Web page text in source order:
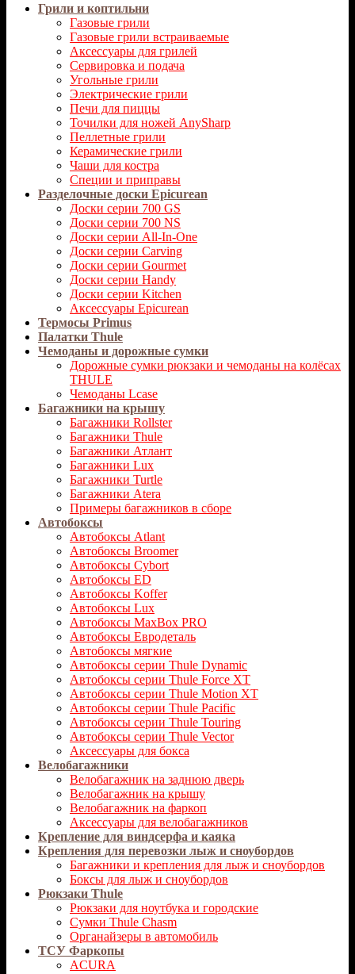
Грили и коптильни
Газовые грили
Газовые грили встраиваемые
Аксессуары для грилей
Сервировка и подача
Угольные грили
Электрические грили
Печи для пиццы
Точилки для ножей AnySharp
Пеллетные грили
Керамические грили
Чаши для костра
Специи и приправы
Разделочные доски Epicurean
Доски серии 700 GS
Доски серии 700 NS
Доски серии All-In-One
Доски серии Carving
Доски серии Gourmet
Доски серии Handy
Доски серии Kitchen
Аксессуары Epicurean
Термосы Primus
Палатки Thule
Чемоданы и дорожные сумки
Дорожные сумки рюкзаки и чемоданы на колёсах
THULE
Чемоданы Lcase
Багажники на крышу
Багажники Rollster
Багажники Thule
Багажники Атлант
Багажники Lux
Багажники Turtle
Багажники Atera
Примеры багажников в сборе
Автобоксы
Автобоксы Atlant
Автобоксы Broomer
Автобоксы Cybort
Автобоксы ED
Автобоксы Koffer
Автобоксы Lux
Автобоксы MaxBox PRO
Автобоксы Евродеталь
Автобоксы мягкие
Автобоксы серии Thule Dynamic
Автобоксы серии Thule Force XT
Автобоксы серии Thule Motion XT
Автобоксы серии Thule Pacific
Автобоксы серии Thule Touring
Автобоксы серии Thule Vector
Аксессуары для бокса
Велобагажники
Велобагажник на заднюю дверь
Велобагажник на крышу
Велобагажник на фаркоп
Аксессуары для велобагажников
Крепление для виндсерфа и каяка
Крепления для перевозки лыж и сноубордов
Багажники и крепления для лыж и сноубордов
Боксы для лыж и сноубордов
Рюкзаки Thule
Рюкзаки для ноутбука и городские
Сумки Thule Chasm
Органайзеры в автомобиль
ТСУ Фаркопы
ACURA